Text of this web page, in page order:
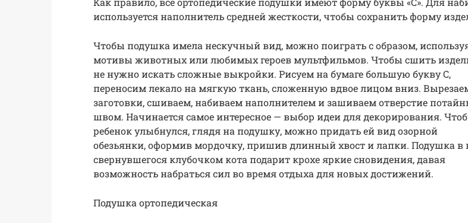
используется наполнитель средней жесткости, чтобы сохранить форму
Чтобы подушка имела нескучный вид, можно поиграть с образом,
мотивы животных или любимых героев мультфильмов. Чтобы сшить
не нужно искать сложные выкройки. Рисуем на бумаге большую букву С,
переносим лекало на мягкую ткань, сложенную вдвое лицом вниз.
заготовки, сшиваем, набиваем наполнителем и зашиваем отверстие
швом. Начинается самое интересное — выбор идеи для декорирования.
ребенок улыбнулся, глядя на подушку, можно придать ей вид озорной
обезьянки, оформив мордочку, пришив длинный хвост и лапки. Подушка в
свернувшегося клубочком кота подарит крохе яркие сновидения, давая
возможность набраться сил во время отдыха для новых достижений.
Подушка ортопедическая